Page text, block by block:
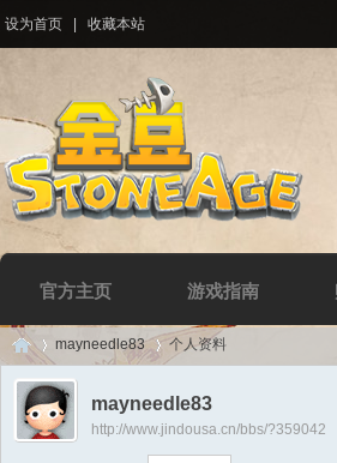
设为首页 收藏本站
官方主页 游戏指南
Di ›
mayneedle83 个人资料
mayneedle83
http://www.jindousa.cn/bbs/?359042